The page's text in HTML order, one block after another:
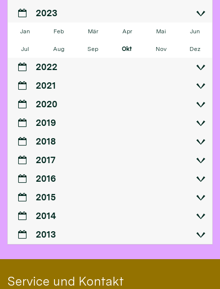
2023
Jan Feb Mär Apr Mai Jun
Jul Aug Sep Okt Nov Dez
2022
2021
2020
2019
2018
2017
2016
2015
2014
2013
Service und Kontakt